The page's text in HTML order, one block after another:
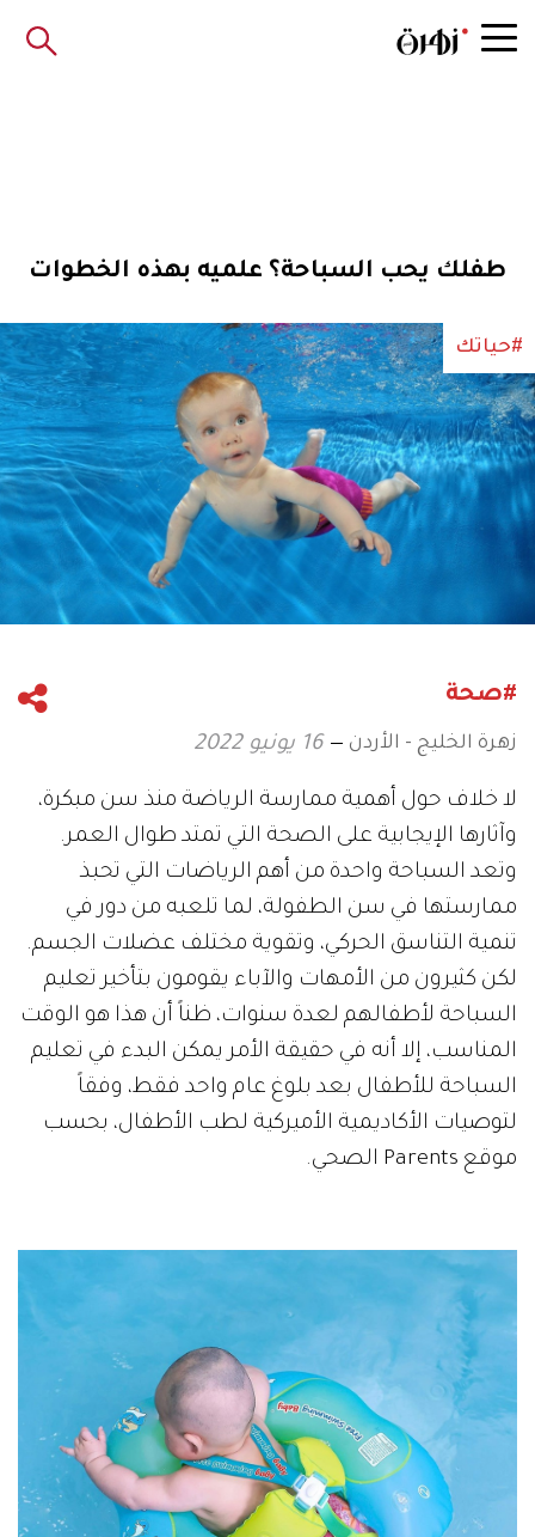
طفلك يحب السباحة؟ علميه بهذه الخطوات
#حياتك
#صحة
زهرة الخليج - الأردن 16 يونيو 2022
لا خلاف حول أهمية ممارسة الرياضة منذ سن مبكرة،
وآثارها الإيجابية على الصحة التي تمتد طوال العمر.
وتعد السباحة واحدة من أهم الرياضات التي تحبذ
ممارستها في سن الطفولة، لما تلعبه من دور في
تنمية التناسق الحركي، وتقوية مختلف عضلات الجسم.
لكن كثيرون من الأمهات والآباء يقومون بتأخير تعليم
السباحة لأطفالهم لعدة سنوات، ظناً أن هذا هو الوقت
المناسب، إلا أنه في حقيقة الأمر يمكن البدء في تعليم
السباحة للأطفال بعد بلوغ عام واحد فقط، وفقاً
لتوصيات الأكاديمية الأميركية لطب الأطفال، بحسب
موقع Parents الصحي.